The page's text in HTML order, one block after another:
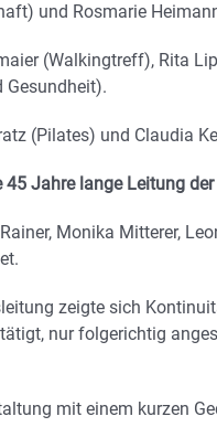
und Rosmarie
(Walkingtreff), Rita
Gesundheit).
(Pilates) und Claudia
Jahre lange Leitung
Monika Mitterer,
zeigte sich
nur folgerichtig
mit einem kurzen